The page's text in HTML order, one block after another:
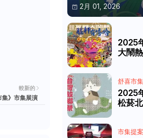
較新的
》市集展演
2月 01, 2026
2025
大鬧
舒喜市集
2025
松菸
市集提案